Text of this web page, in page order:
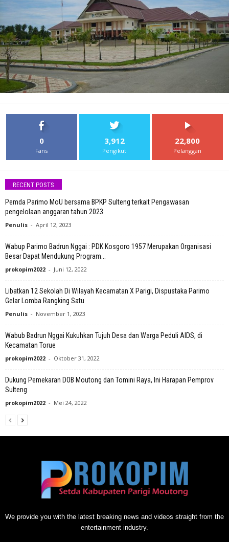
0
Fans
3,912
Pengikut
22,800
Pelanggan
RECENT POSTS
Pemda Parimo MoU bersama BPKP Sulteng terkait Pengawasan
pengelolaan anggaran tahun 2023
Penulis - April 12, 2023
Wabup Parimo Badrun Nggai : PDK Kosgoro 1957 Merupakan Organisasi
Besar Dapat Mendukung Program...
prokopim2022 - Juni 12, 2022
Libatkan 12 Sekolah Di Wilayah Kecamatan X Parigi, Dispustaka Parimo
Gelar Lomba Rangking Satu
Penulis - November 1, 2023
Wabub Badrun Nggai Kukuhkan Tujuh Desa dan Warga Peduli AIDS, di
Kecamatan Torue
prokopim2022 - Oktober 31, 2022
Dukung Pemekaran DOB Moutong dan Tomini Raya, Ini Harapan Pemprov
Sulteng
prokopim2022 - Mei 24, 2022
We provide you with the latest breaking news and videos straight from the
entertainment industry.